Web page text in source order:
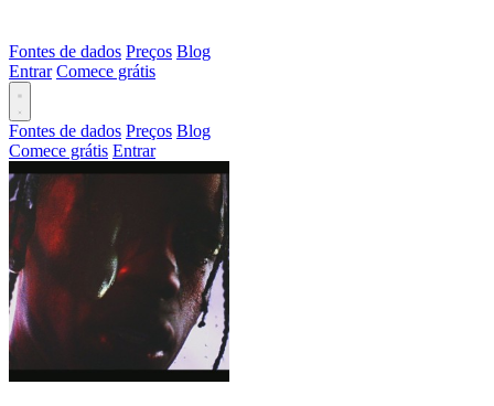
Fontes de dados Preços Blog
Entrar Comece grátis
Fontes de dados Preços Blog
Comece grátis Entrar